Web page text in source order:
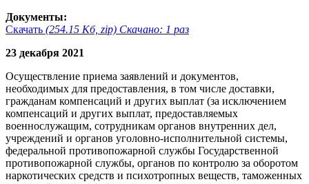
Документы:
Скачать (254.15 Кб, zip) Скачано: 1 раз
23 декабря 2021
Осуществление приема заявлений и документов,
необходимых для предоставления, в том числе доставки,
гражданам компенсаций и других выплат (за исключением
компенсаций и других выплат, предоставляемых
военнослужащим, сотрудникам органов внутренних дел,
учреждений и органов уголовно-исполнительной системы,
федеральной противопожарной службы Государственной
противопожарной службы, органов по контролю за оборотом
наркотических средств и психотропных веществ, таможенных